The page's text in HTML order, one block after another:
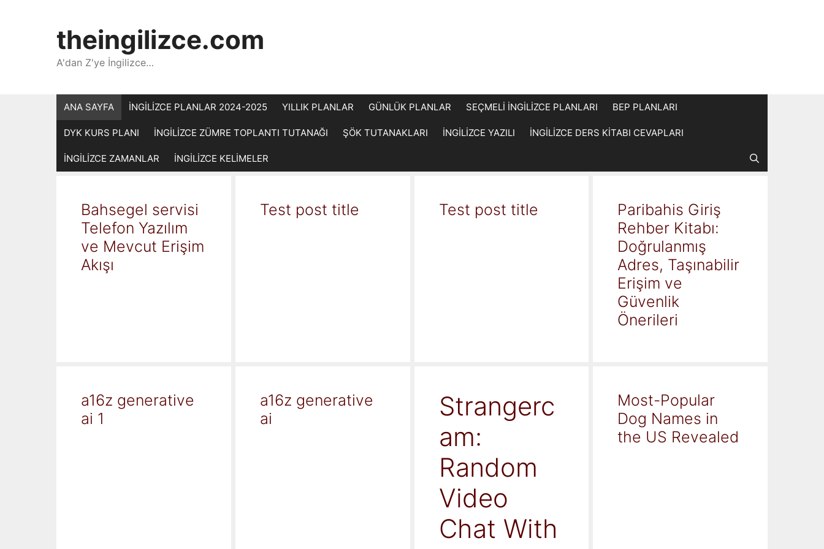
theingilizce.com
A'dan Z'ye İngilizce…
ANA SAYFA İNGİLİZCE PLANLAR 2024-2025 YILLIK PLANLAR GÜNLÜK PLANLAR SEÇMELİ İNGİLİZCE PLANLARI BEP PLANLARI
DYK KURS PLANI İNGİLİZCE ZÜMRE TOPLANTI TUTANAĞI ŞÖK TUTANAKLARI İNGİLİZCE YAZILI İNGİLİZCE DERS KİTABI CEVAPLARI
İNGİLİZCE ZAMANLAR İNGİLİZCE KELİMELER
Bahsegel servisi
Telefon Yazılım
ve Mevcut Erişim
Akışı
Test post title Test post title
Paribahis Giriş
Rehber Kitabı:
Doğrulanmış
Adres, Taşınabilir
Erişim ve
Güvenlik
Önerileri
a16z generative
ai 1
a16z generative
ai
Strangerc
am:
Random
Video
Chat With
Most-Popular
Dog Names in
the US Revealed